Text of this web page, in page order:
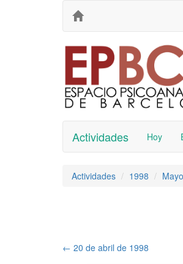
Actividades Hoy
Actividades 1998 Mayo
← 20 de abril de 1998